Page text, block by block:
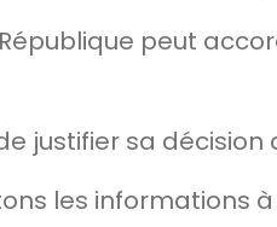
peut
justifier sa
les informations